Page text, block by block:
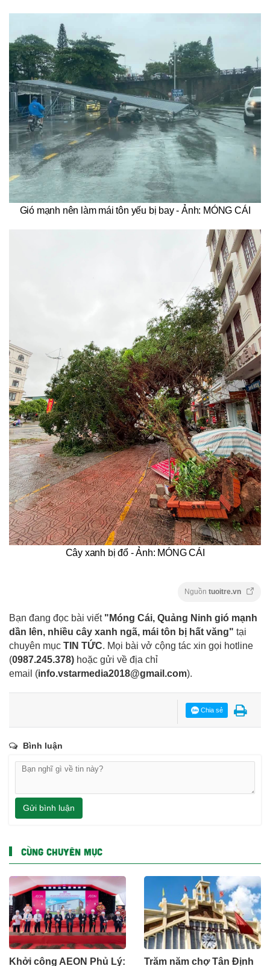
Gió mạnh nên làm mái tôn yếu bị bay - Ảnh: MÓNG CÁI
Cây xanh bị đổ - Ảnh: MÓNG CÁI
Nguồn tuoitre.vn
Bạn đang đọc bài viết "Móng Cái, Quảng Ninh gió mạnh
dần lên, nhiều cây xanh ngã, mái tôn bị hất văng" tại
chuyên mục TIN TỨC. Mọi bài vở cộng tác xin gọi hotline
(0987.245.378) hoặc gửi về địa chỉ
email (info.vstarmedia2018@gmail.com).
Chia sẻ
Bình luận
Gửi bình luận
CÙNG CHUYÊN MỤC
Khởi công AEON Phủ Lý:
Trăm năm chợ Tân Định